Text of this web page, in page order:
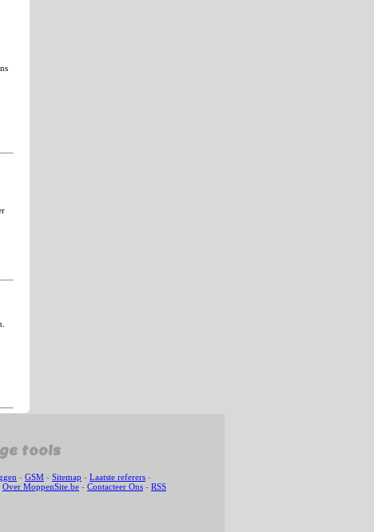
tools
- GSM - Sitemap - Laatste referers -
Over MoppenSite.be - Contacteer Ons - RSS